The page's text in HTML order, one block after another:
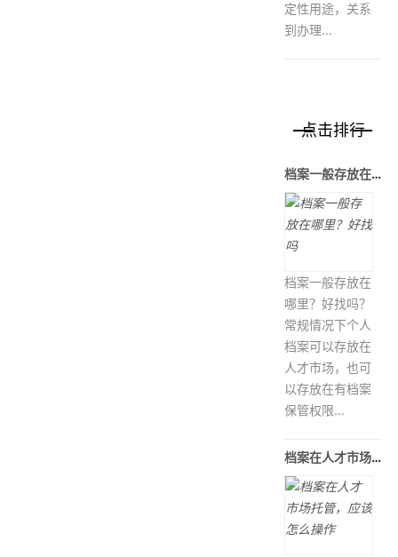
定性用途，关系
到办理...
点击排行
档案一般存放在哪里？好找吗
档案一般存放在
哪里？好找吗？
常规情况下个人
档案可以存放在
人才市场，也可
以存放在有档案
保管权限...
档案在人才市场托管，应该怎么操作